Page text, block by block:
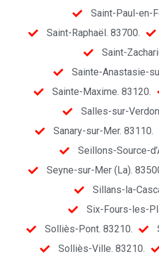
Saint-Paul-en-
Saint-Raphaël. 83700.
Saint-
Sainte-Anastasie-
Sainte-Maxime. 83120.
Salles-sur-
Sanary-sur-Mer. 83110.
Seillons-Source-
Seyne-sur-Mer (La).
Sillans-la-
Six-Fours-les-
Solliès-Pont. 83210.
Solliès-Ville. 83210.